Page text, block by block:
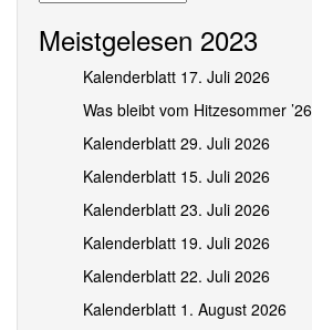
Meistgelesen 2023
Kalenderblatt 17. Juli 2026
Was bleibt vom Hitzesommer ’26
Kalenderblatt 29. Juli 2026
Kalenderblatt 15. Juli 2026
Kalenderblatt 23. Juli 2026
Kalenderblatt 19. Juli 2026
Kalenderblatt 22. Juli 2026
Kalenderblatt 1. August 2026